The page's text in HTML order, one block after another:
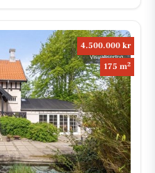
4.500.000 kr
175 m2